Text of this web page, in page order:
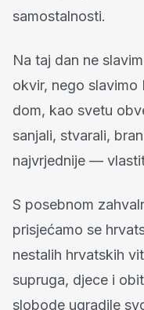
samostalnosti.
Na taj dan ne
okvir, nego
dom, kao svetu
sanjali, stvarali,
najvrjednije —
S posebnom
prisjećamo se
nestalih hrvatskih
supruga, djece i
slobode ugradile